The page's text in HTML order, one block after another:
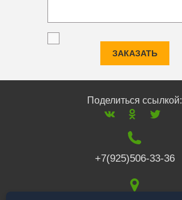
ЗАКАЗАТЬ
Поделиться ссылкой:
+7(925)506-33-36